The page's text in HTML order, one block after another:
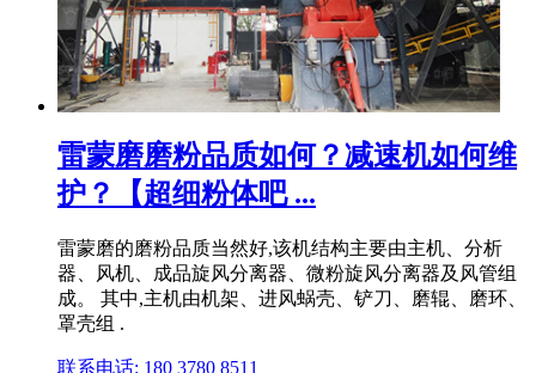
雷蒙磨磨粉品质如何？减速机如何维
护？【超细粉体吧 ...
雷蒙磨的磨粉品质当然好,该机结构主要由主机、分析
器、风机、成品旋风分离器、微粉旋风分离器及风管组
成。 其中,主机由机架、进风蜗壳、铲刀、磨辊、磨环、
罩壳组 .
联系电话: 180 3780 8511